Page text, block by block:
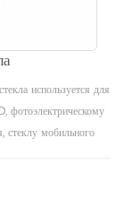
используется для
фотоэлектрическому
стеклу мобильного
имеет никаких